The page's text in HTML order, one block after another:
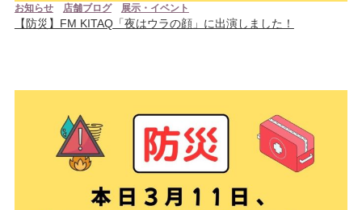
お知らせ 店舗ブログ 展示・イベント
【防災】FM KITAQ「夜はウラの顔」に出演しました！